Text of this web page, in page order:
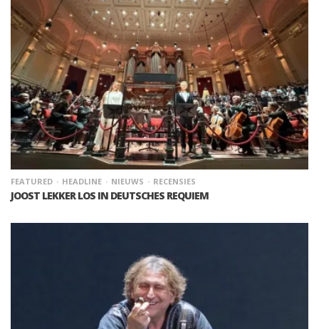
FEATURED HEADLINE NIEUWS RECENSIES
JOOST LEKKER LOS IN DEUTSCHES REQUIEM